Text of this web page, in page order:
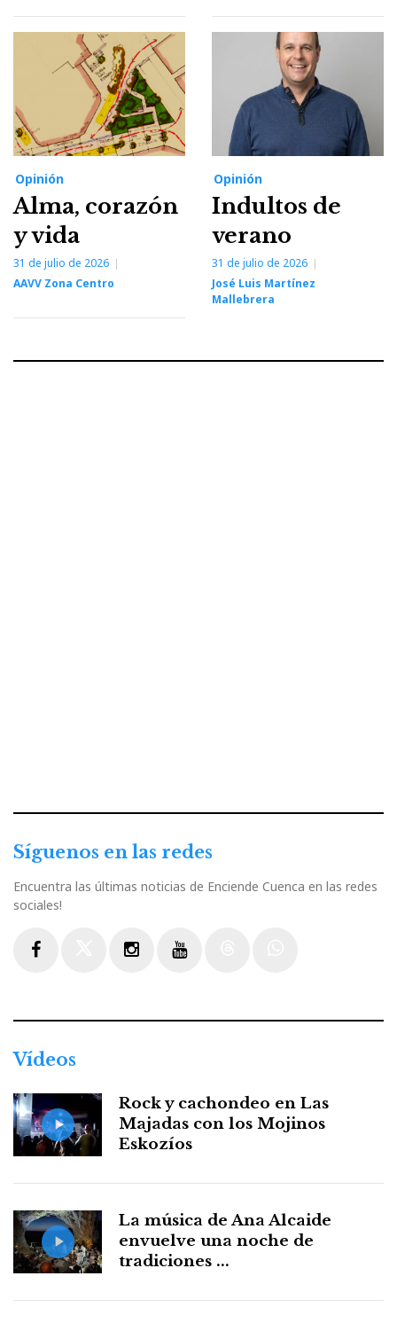
Opinión
Alma, corazón
y vida
31 de julio de 2026
AAVV Zona Centro
Opinión
Indultos de
verano
31 de julio de 2026
José Luis Martínez
Mallebrera
Síguenos en las redes
Encuentra las últimas noticias de Enciende Cuenca en las redes
sociales!
Vídeos
Rock y cachondeo en Las
Majadas con los Mojinos
Eskozíos
La música de Ana Alcaide
envuelve una noche de
tradiciones ...